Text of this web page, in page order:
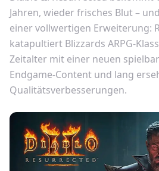
Jahren, wieder frisches Blut –
einer vollwertigen Erweiterung:
katapultiert Blizzards ARPG-
Zeitalter mit einer neuen
Endgame-Content und lang
Qualitätsverbesserungen.